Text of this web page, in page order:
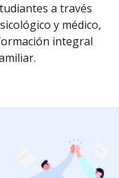
a través
y médico,
integral